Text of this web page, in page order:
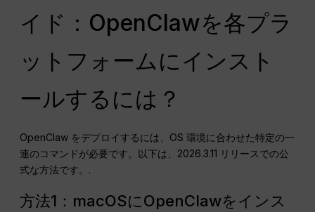
イド：OpenClawを各プラ
ットフォームにインスト
ールするには？
OpenClaw をデプロイするには、OS 環境に合わせた特定の一
連のコマンドが必要です。以下は、2026.3.11 リリースでの公
式な方法です。.
方法1：macOSにOpenClawをインス